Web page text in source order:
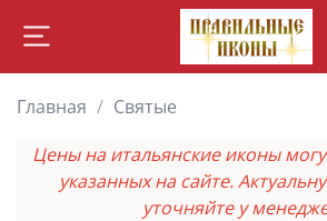
Главная
Святые
Цены на итальянские иконы
указанных на сайте.
уточняйте у